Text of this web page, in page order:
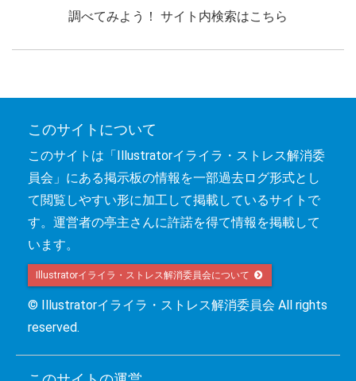
調べてみよう！ サイト内検索はこちら
このサイトについて
このサイトは「Illustratorイライラ・ストレス解消委
員会」にある掲示板の情報を一部過去ログ形式とし
て閲覧しやすい形に加工して掲載しているサイトで
す。運営者の亭主さんに許諾を得て情報を掲載して
います。
Illustratorイライラ・ストレス解消委員会について
© Illustratorイライラ・ストレス解消委員会 All rights
reserved.